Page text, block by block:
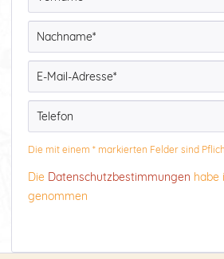
Die mit einem * markierten Felder sind
Die Datenschutzbestimmungen habe
genommen